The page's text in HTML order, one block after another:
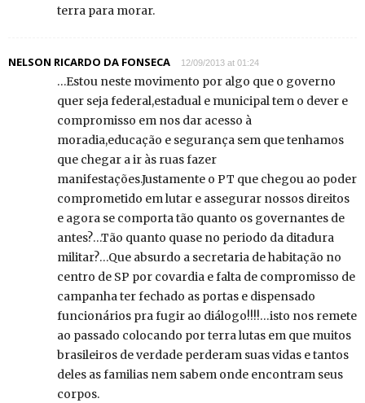
terra para morar.
NELSON RICARDO DA FONSECA 12/09/2013 at 01:24
…Estou neste movimento por algo que o governo
quer seja federal,estadual e municipal tem o dever e
compromisso em nos dar acesso à
moradia,educação e segurança sem que tenhamos
que chegar a ir às ruas fazer
manifestações.Justamente o PT que chegou ao poder
comprometido em lutar e assegurar nossos direitos
e agora se comporta tão quanto os governantes de
antes?…Tão quanto quase no periodo da ditadura
militar?…Que absurdo a secretaria de habitação no
centro de SP por covardia e falta de compromisso de
campanha ter fechado as portas e dispensado
funcionários pra fugir ao diálogo!!!!…isto nos remete
ao passado colocando por terra lutas em que muitos
brasileiros de verdade perderam suas vidas e tantos
deles as familias nem sabem onde encontram seus
corpos.